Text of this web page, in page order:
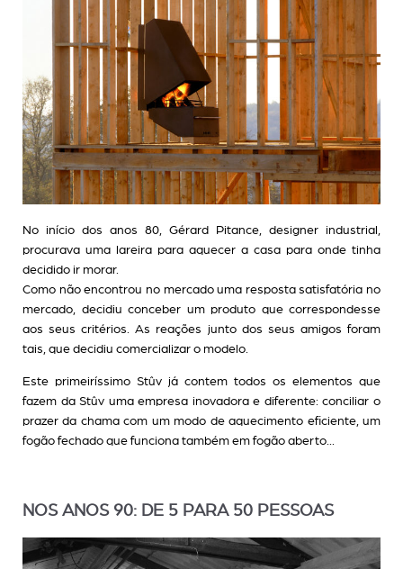
No início dos anos 80, Gérard Pitance, designer industrial,
procurava uma lareira para aquecer a casa para onde tinha
decidido ir morar.
Como não encontrou no mercado uma resposta satisfatória no
mercado, decidiu conceber um produto que correspondesse
aos seus critérios. As reações junto dos seus amigos foram
tais, que decidiu comercializar o modelo.
Este primeiríssimo Stûv já contem todos os elementos que
fazem da Stûv uma empresa inovadora e diferente: conciliar o
prazer da chama com um modo de aquecimento eficiente, um
fogão fechado que funciona também em fogão aberto...
NOS ANOS 90: DE 5 PARA 50 PESSOAS